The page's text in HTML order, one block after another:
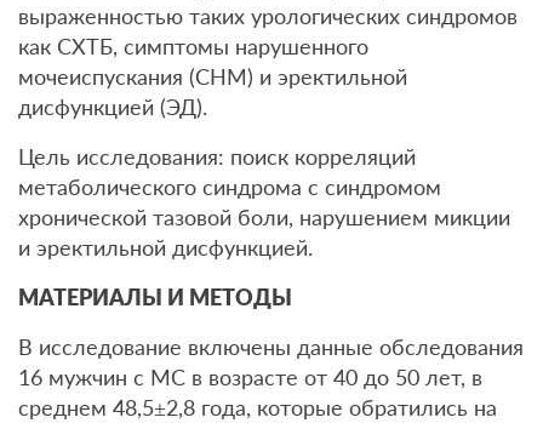
выраженностью таких урологических синдромов
как СХТБ, симптомы нарушенного
мочеиспускания (СНМ) и эректильной
дисфункцией (ЭД).
Цель исследования: поиск корреляций
метаболического синдрома с синдромом
хронической тазовой боли, нарушением микции
и эректильной дисфункцией.
МАТЕРИАЛЫ И МЕТОДЫ
В исследование включены данные обследования
16 мужчин с МС в возрасте от 40 до 50 лет, в
среднем 48,5±2,8 года, которые обратились на